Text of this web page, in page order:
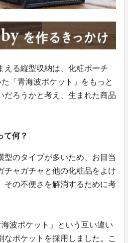
える縦型収納は、化粧ポーチ
「青海波ポケット」をもっと
だろうかと考え、生まれた商品
て何？
型のタイプが多いため、お目当
チャガチャと他の化粧品をよけ
その不便さを解消するために考
波ポケット」という互い違い
なポケットを採用しました。こ